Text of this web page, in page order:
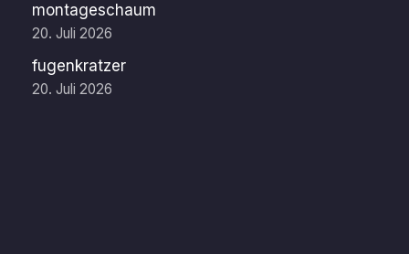
montageschaum
20. Juli 2026
fugenkratzer
20. Juli 2026